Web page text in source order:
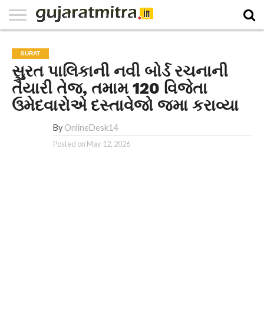
PAPER
NATIONAL
WORLD
BUSINESS
SPORTS
GUJARAT
OPINION
MORE
SURAT
સુરત પાલિકાની નવી બોર્ડ રચનાની
તૈયારી તેજ, તમામ 120 વિજેતા
ઉમેદવારોએ દસ્તાવેજો જમા કરાવ્યા
By OnlineDesk14
Posted on May 12, 2026